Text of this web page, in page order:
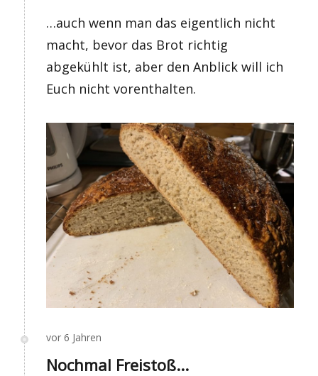
…auch wenn man das eigentlich nicht
macht, bevor das Brot richtig
abgekühlt ist, aber den Anblick will ich
Euch nicht vorenthalten.
vor 6 Jahren
Nochmal Freistoß...